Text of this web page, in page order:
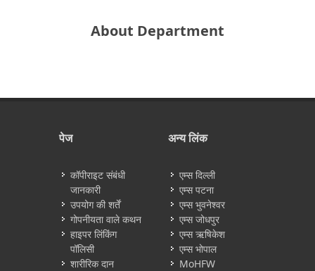
About Department
पेज
कॉपीराइट संबंधी
जानकारी
उपयोग की शर्तें
गोपनीयता वाले कथन
हाइपर लिंकिंग
पॉलिसी
शारीरिक दान
अन्य लिंक
एम्स दिल्ली
एम्स पटना
एम्स भुवनेश्वर
एम्स जोधपुर
एम्स ऋषिकेश
एम्स भोपाल
MoHFW